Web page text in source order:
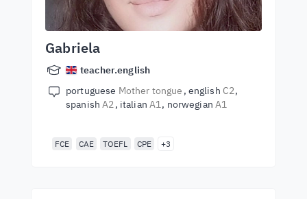
Gabriela
teacher.english
portuguese Mother tongue english C2
spanishA2 italian A1 norwegianA1
FCE CAE TOEFL CPE +3